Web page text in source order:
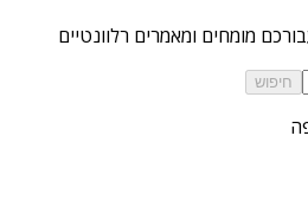
מומחים ומאמרים רלוונטיים
חיפוש